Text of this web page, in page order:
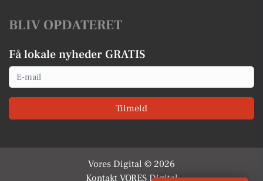
BLIV OPDATERET
Få lokale nyheder GRATIS
Email
Tilmeld
Vores Digital © 2026
Kontakt VORES Digital